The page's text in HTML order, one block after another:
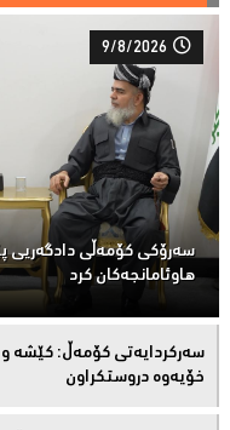
9/8/2026
سەرۆكی كۆمەڵى دادگەریی
هاوئامانجەكان کرد
سەركردایەتی كۆمەڵ: كێشە
خۆیەوە دروستكراون